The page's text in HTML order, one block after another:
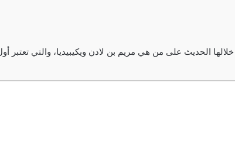
الحديث على من هي مريم بن لادن ويكيبيديا، والتي